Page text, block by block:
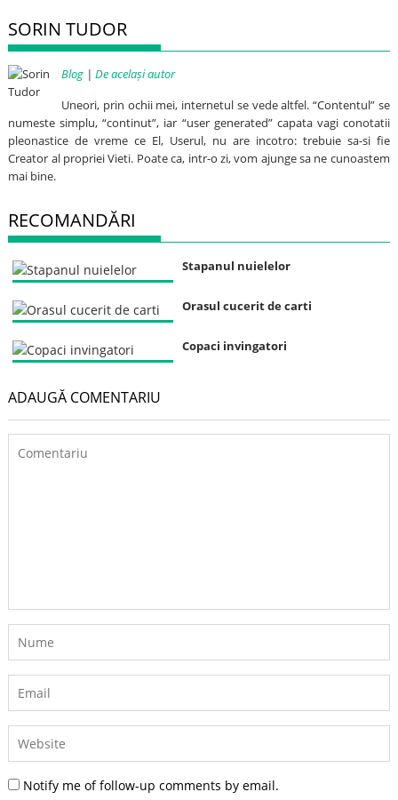
SORIN TUDOR
Blog |De același autor
Uneori, prin ochii mei, internetul se vede altfel. “Contentul” se
numeste simplu, “continut”, iar “user generated” capata vagi conotatii
pleonastice de vreme ce El, Userul, nu are incotro: trebuie sa-si fie
Creator al propriei Vieti. Poate ca, intr-o zi, vom ajunge sa ne cunoastem
mai bine.
RECOMANDĂRI
Stapanul nuielelor
Orasul cucerit de carti
Copaci invingatori
ADAUGĂ COMENTARIU
Notify me of follow-up comments by email.